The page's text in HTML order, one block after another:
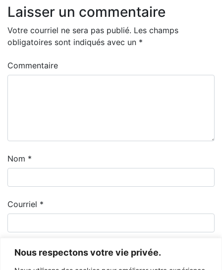
Nous respectons votre vie privée.
Laisser un commentaire
Votre courriel ne sera pas publié. Les champs
obligatoires sont indiqués avec un *
Commentaire
Nom *
Courriel *